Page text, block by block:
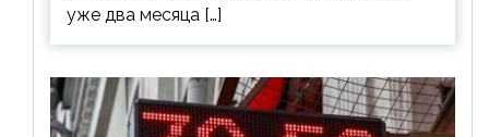
уже два месяца […]